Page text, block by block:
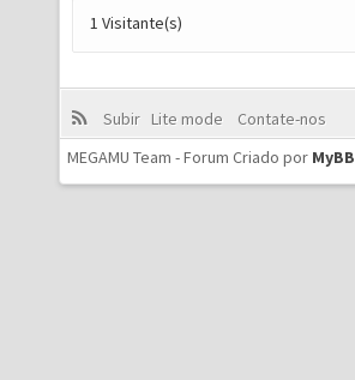
1 Visitante(s)
Subir Lite mode
Contate-nos
MEGAMU Team - Forum Criado por MyBB